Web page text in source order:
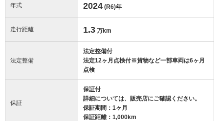
年式 2024 (R6)年
走行距離 1.3 万km
法定整備
法定整備付
法定12ヶ月点検付※貨物など一部車両は6ヶ月
点検
保証
保証付
詳細については、販売店にご確認ください。
保証期間：1ヶ月
保証距離：1,000km